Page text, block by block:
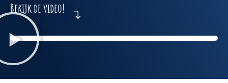
Bekijk de video!